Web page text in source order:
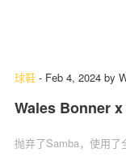
球鞋 - Feb 4, 2024 by
Wales Bonner
抛弃了Samba，使用了